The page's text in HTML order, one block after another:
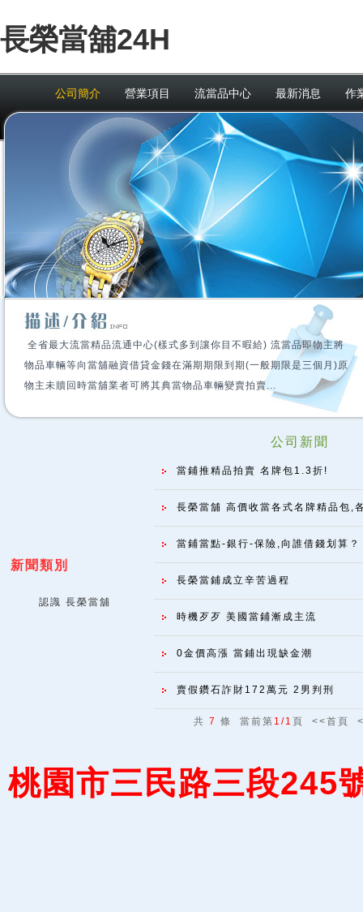
長榮當舖24H
公司簡介 營業項目 流當品中心 最新消息 作
全省最大流當精品流通中心(樣式多到讓你目不暇給) 流當品即物主將
物品車輛等向當舖融資借貸金錢在滿期期限到期(一般期限是三個月)原
物主未贖回時當舖業者可將其典當物品車輛變賣拍賣...
新聞類別
認識 長榮當舖
公司新聞
當鋪推精品拍賣 名牌包1.3折!
長榮當舖 高價收當各式名牌精品包,
當鋪當點-銀行-保險,向誰借錢划算？
長榮當鋪成立辛苦過程
時機歹歹 美國當鋪漸成主流
0金價高漲 當鋪出現缺金潮
賣假鑽石詐財172萬元 2男判刑
共 7 條 當前第 1/1 頁 <<首頁
桃園市三民路三段245